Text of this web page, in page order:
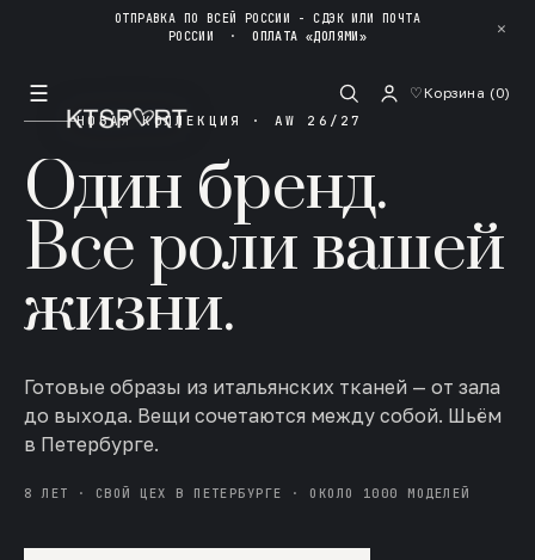
ОТПРАВКА ПО ВСЕЙ РОССИИ - СДЭК ИЛИ ПОЧТА
РОССИИ ·ОПЛАТА «ДОЛЯМИ» ✕
☰ ♡Корзина (0)
НОВАЯ КОЛЛЕКЦИЯ · AW 26/27
Один бренд.
Все роли вашей
жизни.
Готовые образы из итальянских тканей — от зала
до выхода. Вещи сочетаются между собой. Шьём
в Петербурге.
8 ЛЕТ · СВОЙ ЦЕХ В ПЕТЕРБУРГЕ · ОКОЛО 1000 МОДЕЛЕЙ